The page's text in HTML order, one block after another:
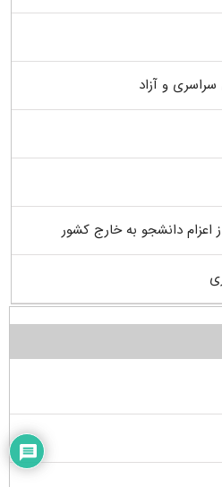
سراسری و آزاد
دانشجو به خارج کشور